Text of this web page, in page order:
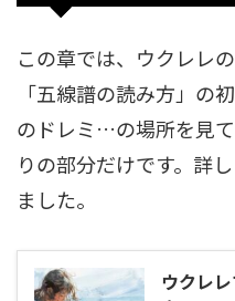
この章では、ウクレレ
「五線譜の読み方」の
のドレミ…の場所を見
りの部分だけです。詳
ました。
ウクレ